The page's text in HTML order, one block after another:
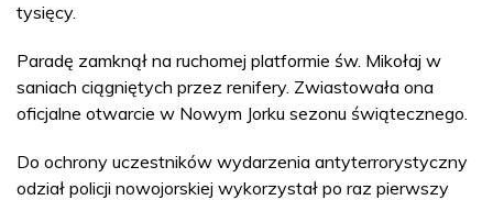
tysięcy.
Paradę zamknął na ruchomej platformie św. Mikołaj w
saniach ciągniętych przez renifery. Zwiastowała ona
oficjalne otwarcie w Nowym Jorku sezonu świątecznego.
Do ochrony uczestników wydarzenia antyterrorystyczny
odział policji nowojorskiej wykorzystał po raz pierwszy